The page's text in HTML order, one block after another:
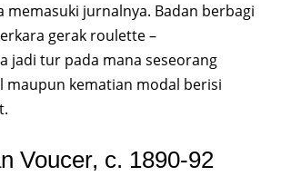
memasuki jurnalnya. Badan berbagi
gerak roulette –
jadi tur pada mana seseorang
maupun kematian modal berisi
Voucer, c. 1890-92